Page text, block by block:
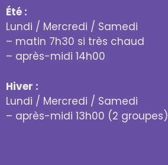
Été :
Lundi / Mercredi / Samedi
– matin 7h30 si très chaud
– après-midi 14h00
Hiver :
Lundi / Mercredi / Samedi
– après-midi 13h00 (2 groupes)